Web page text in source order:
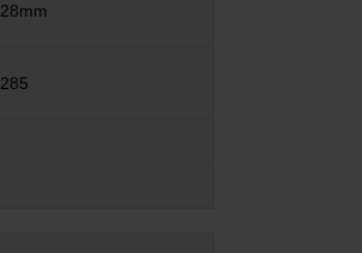
28mm
285